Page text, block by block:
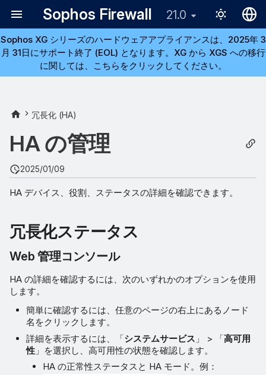
Sophos Firewall 21.0
English
Sophos XG シリーズのハードウェアアプライアンスは、2025年 3
月 31日にサポート終了 (EOL) となります。XG から XGS への移行
に関しては、こちらをクリックしてください。
冗長化 (HA)
HA の管理
2025/01/09
HA デバイス、役割、ステータスの詳細を確認できます。
冗長化ステータス
Web 管理コンソール
HA の詳細を確認するには、次のいずれかのオプションを使用
します。
簡単に確認するには、任意のページの右上にあるノード
名をクリックします。
詳細を表示するには、「システムサービス 」 > 「高可用
性 」を選択し、高可用性の状態を確認します。
HA の正常性ステータスと HA モード。例：